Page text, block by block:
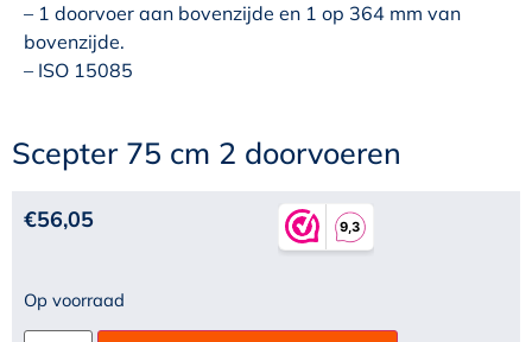
– 1 doorvoer aan bovenzijde en 1 op 364 mm van
bovenzijde.
– ISO 15085
Scepter 75 cm 2 doorvoeren
€56,05
Op voorraad